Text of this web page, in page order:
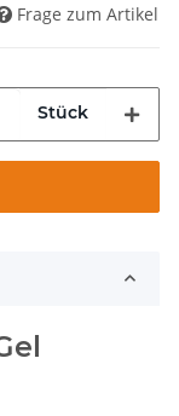
Frage zum Artikel
Stück